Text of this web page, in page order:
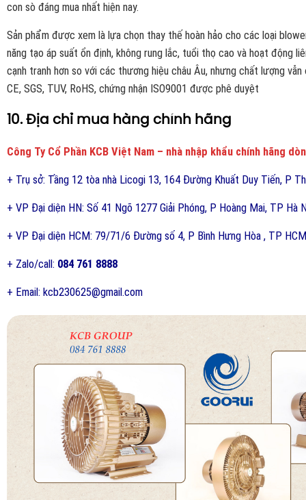
con sò đáng mua nhất hiện nay.
Sản phẩm được xem là lựa chọn thay thế hoàn hảo cho các loại
năng tạo áp suất ổn định, không rung lắc, tuổi thọ cao và hoạt động
cạnh tranh hơn so với các thương hiệu châu Âu, nhưng chất lượng
CE, SGS, TUV, RoHS, chứng nhận ISO9001 được phê duyệt
10. Địa chỉ mua hàng chính hãng
Công Ty Cổ Phần KCB Việt Nam – nhà nhập khẩu chính hãng
+ Trụ sở: Tầng 12 tòa nhà Licogi 13, 164 Đường Khuất Duy Tiến, P
+ VP Đại diện HN: Số 41 Ngõ 1277 Giải Phóng, P Hoàng Mai, TP Hà
+ VP Đại diện HCM: 79/71/6 Đường số 4, P Bình Hưng Hòa , TP HCM
+ Zalo/call: 084 761 8888
+ Email: kcb230625@gmail.com